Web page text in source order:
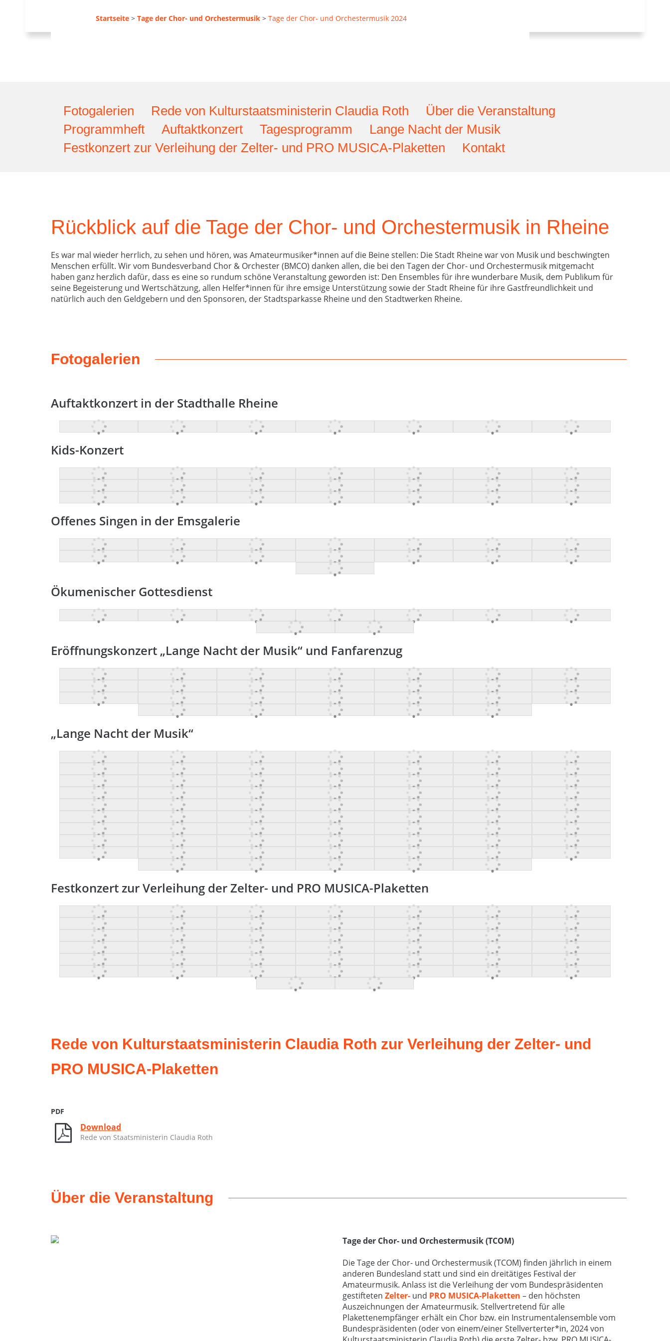
Startseite > Tage der Chor- und Orchestermusik > Tage der Chor- und Orchestermusik 2024
Fotogalerien Rede von Kulturstaatsministerin Claudia Roth
Über die Veranstaltung
Programmheft
Auftaktkonzert Tagesprogramm
Lange Nacht der Musik
Festkonzert zur Verleihung der Zelter- und PRO MUSICA-Plaketten
Kontakt
Rückblick auf die Tage der Chor- und Orchestermusik in Rheine
Es war mal wieder herrlich, zu sehen und hören, was Amateurmusiker*innen auf die Beine stellen: Die Stadt Rheine war von Musik und beschwingten
Menschen erfüllt. Wir vom Bundesverband Chor & Orchester (BMCO) danken allen, die bei den Tagen der Chor- und Orchestermusik mitgemacht
haben ganz herzlich dafür, dass es eine so rundum schöne Veranstaltung geworden ist: Den Ensembles für ihre wunderbare Musik, dem Publikum für
seine Begeisterung und Wertschätzung, allen Helfer*innen für ihre emsige Unterstützung sowie der Stadt Rheine für ihre Gastfreundlichkeit und
natürlich auch den Geldgebern und den Sponsoren, der Stadtsparkasse Rheine und den Stadtwerken Rheine.
Fotogalerien
Auftaktkonzert in der Stadthalle Rheine
Kids-Konzert
Offenes Singen in der Emsgalerie
Ökumenischer Gottesdienst
Eröffnungskonzert „Lange Nacht der Musik“ und Fanfarenzug
„Lange Nacht der Musik“
Festkonzert zur Verleihung der Zelter- und PRO MUSICA-Plaketten
Rede von Kulturstaatsministerin Claudia Roth zur Verleihung der Zelter- und
PRO MUSICA-Plaketten
PDF
Download
Rede von Staatsministerin Claudia Roth
Über die Veranstaltung
Tage der Chor- und Orchestermusik (TCOM)
Die Tage der Chor- und Orchestermusik (TCOM) finden jährlich in einem
anderen Bundesland statt und sind ein dreitätiges Festival der
Amateurmusik. Anlass ist die Verleihung der vom Bundespräsidenten
gestifteten Zelter- und PRO MUSICA-Plaketten – den höchsten
Auszeichnungen der Amateurmusik. Stellvertretend für alle
Plakettenempfänger erhält ein Chor bzw. ein Instrumentalensemble vom
Bundespräsidenten (oder von einem/einer Stellverterter*in, 2024 von